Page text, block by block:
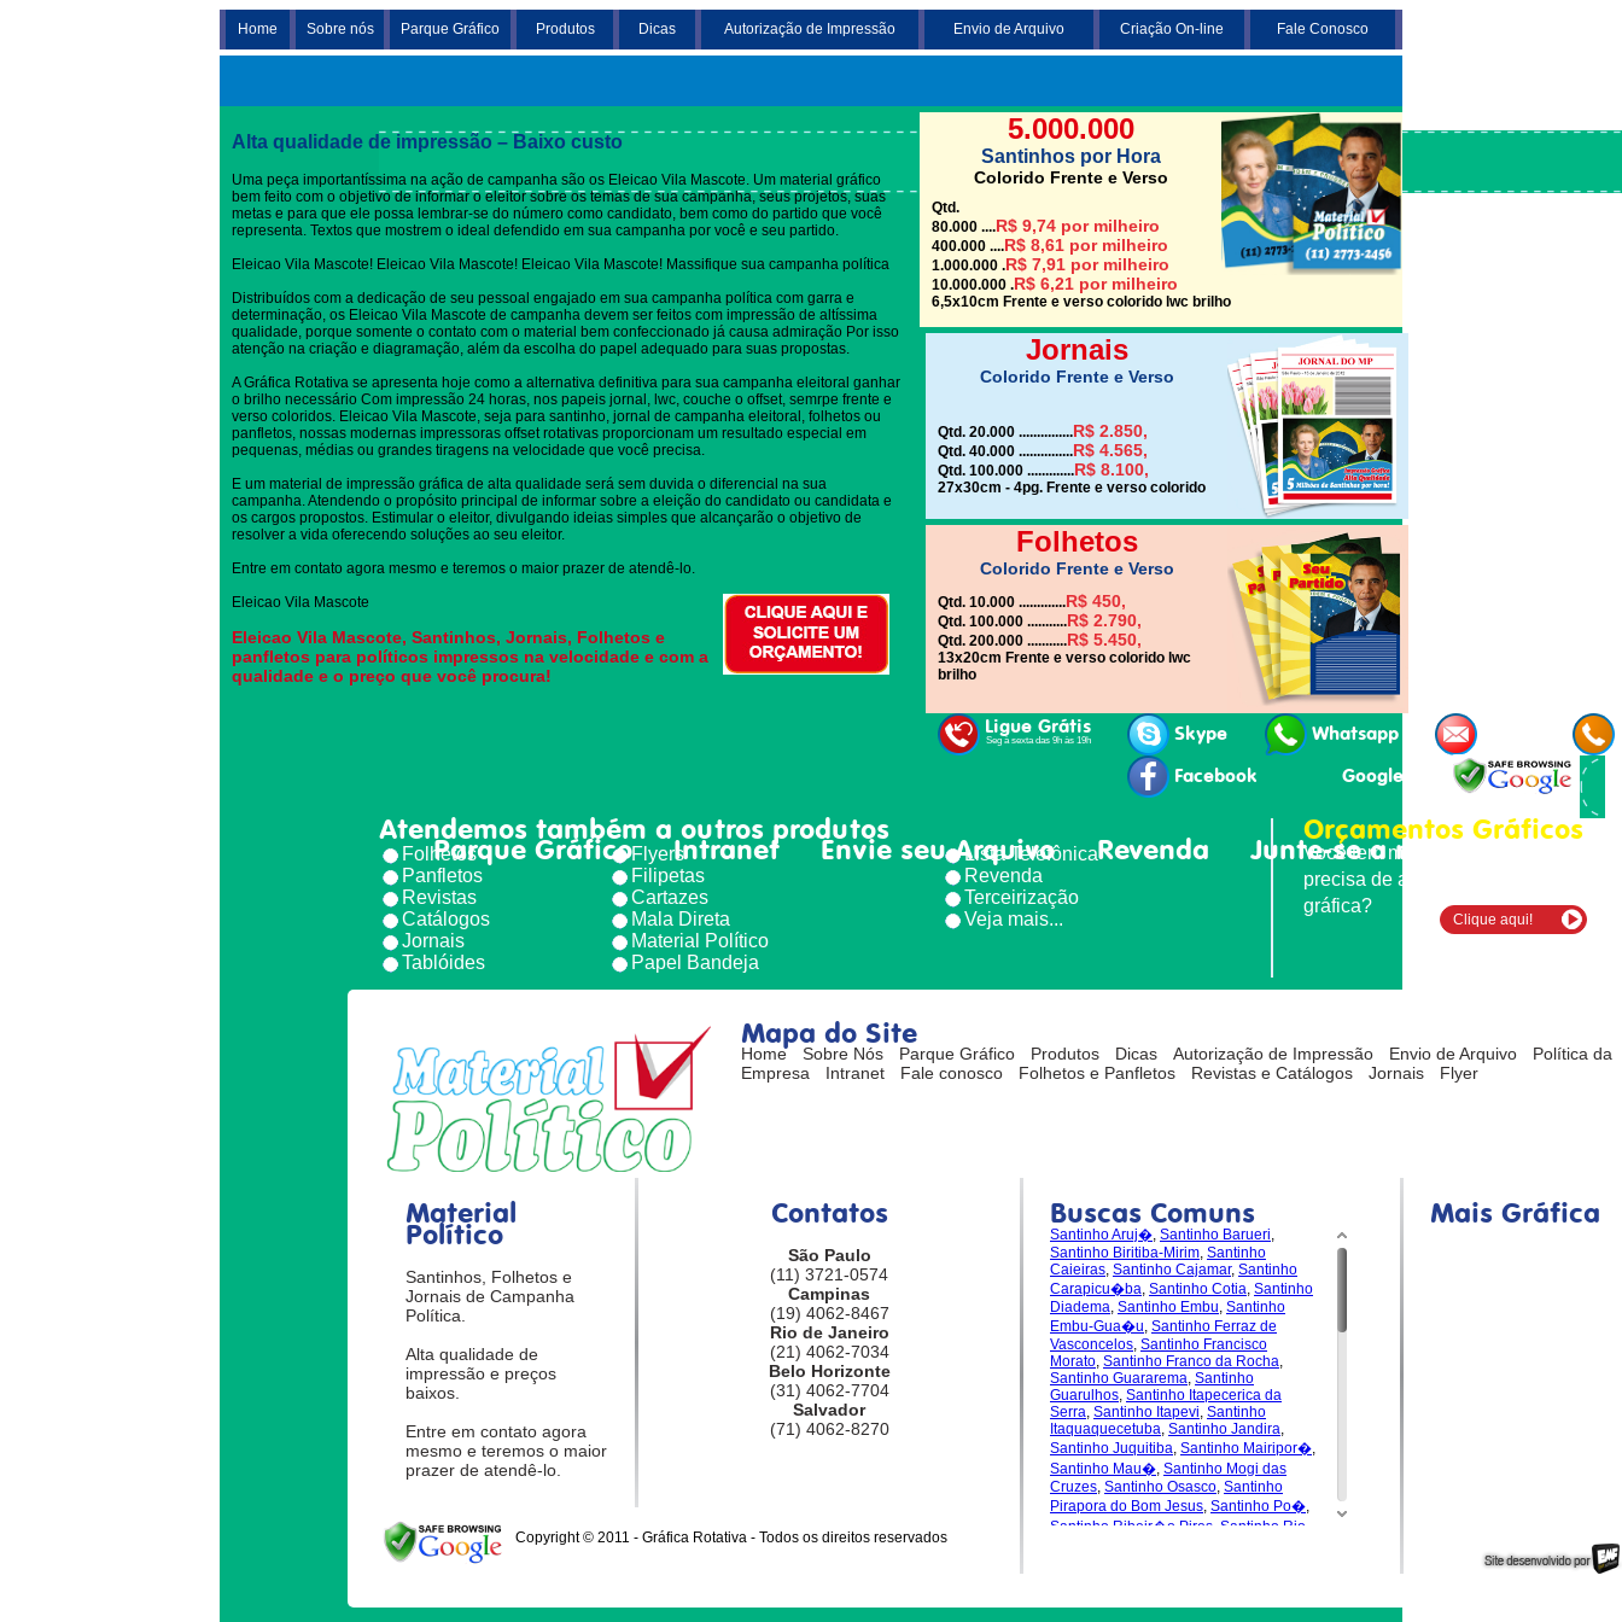
Home Sobre nós Parque Gráfico Produtos Dicas Autorização de Impressão Envio de Arquivo Criação On-line Fale Conosco
Alta qualidade de impressão – Baixo custo
Uma peça importantíssima na ação de campanha são os Eleicao Vila Mascote. Um material gráfico
bem feito com o objetivo de informar o eleitor sobre os temas de sua campanha, seus projetos, suas
metas e para que ele possa lembrar-se do número como candidato, bem como do partido que você
representa. Textos que mostrem o ideal defendido em sua campanha por você e seu partido.
Eleicao Vila Mascote! Eleicao Vila Mascote! Eleicao Vila Mascote! Massifique sua campanha política
Distribuídos com a dedicação de seu pessoal engajado em sua campanha política com garra e
determinação, os Eleicao Vila Mascote de campanha devem ser feitos com impressão de altíssima
qualidade, porque somente o contato com o material bem confeccionado já causa admiração Por isso
atenção na criação e diagramação, além da escolha do papel adequado para suas propostas.
A Gráfica Rotativa se apresenta hoje como a alternativa definitiva para sua campanha eleitoral ganhar
o brilho necessário Com impressão 24 horas, nos papeis jornal, lwc, couche o offset, semrpe frente e
verso coloridos. Eleicao Vila Mascote, seja para santinho, jornal de campanha eleitoral, folhetos ou
panfletos, nossas modernas impressoras offset rotativas proporcionam um resultado especial em
pequenas, médias ou grandes tiragens na velocidade que você precisa.
E um material de impressão gráfica de alta qualidade será sem duvida o diferencial na sua
campanha. Atendendo o propósito principal de informar sobre a eleição do candidato ou candidata e
os cargos propostos. Estimular o eleitor, divulgando ideias simples que alcançarão o objetivo de
resolver a vida oferecendo soluções ao seu eleitor.
Entre em contato agora mesmo e teremos o maior prazer de atendê-lo.
Eleicao Vila Mascote
Eleicao Vila Mascote, Santinhos, Jornais, Folhetos e
panfletos para políticos impressos na velocidade e com a
qualidade e o preço que você procura!
5.000.000
Santinhos por Hora
Colorido Frente e Verso
Qtd.
80.000 ....R$ 9,74 por milheiro
400.000 ....R$ 8,61 por milheiro
1.000.000 .R$ 7,91 por milheiro
10.000.000 .R$ 6,21 por milheiro
6,5x10cm Frente e verso colorido lwc brilho
Jornais
Colorido Frente e Verso
Qtd. 20.000 ...............R$ 2.850,
Qtd. 40.000 ...............R$ 4.565,
Qtd. 100.000 .............R$ 8.100,
27x30cm - 4pg. Frente e verso colorido
Folhetos
Colorido Frente e Verso
Qtd. 10.000 .............R$ 450,
Qtd. 100.000 ...........R$ 2.790,
Qtd. 200.000 ...........R$ 5.450,
13x20cm Frente e verso colorido lwc
brilho
Ligue Grátis
Seg à sexta das 9h às 19h Skype Whatsapp
Facebook
Google+
Parque Gráfico Intranet Envie seu Arquivo Revenda Junte-se a nós Contatos
Atendemos também a outros produtos
Folhetos
Panfletos
Revistas
Catálogos
Jornais
Tablóides
Flyers
Filipetas
Cartazes
Mala Direta
Material Político
Papel Bandeja
Lista Telefônica
Revenda
Terceirização
Veja mais...
Orçamentos Gráficos
Você tem material para imprimir e
precisa de agilidade e qualidade
gráfica?
Clique aqui!
Mapa do Site
Home Sobre Nós Parque Gráfico Produtos Dicas Autorização de Impressão Envio de Arquivo
Política da
Empresa
Intranet Fale conosco Folhetos e Panfletos Revistas e Catálogos Jornais Flyer
Material
Político
Santinhos, Folhetos e
Jornais de Campanha
Política.
Alta qualidade de
impressão e preços
baixos.
Entre em contato agora
mesmo e teremos o maior
prazer de atendê-lo.
Contatos
São Paulo
(11) 3721-0574
Campinas
(19) 4062-8467
Rio de Janeiro
(21) 4062-7034
Belo Horizonte
(31) 4062-7704
Salvador
(71) 4062-8270
Buscas Comuns
Santinho Aruj�, Santinho Barueri,
Santinho Biritiba-Mirim, Santinho
Caieiras, Santinho Cajamar, Santinho
Carapicu�ba, Santinho Cotia, Santinho
Diadema, Santinho Embu, Santinho
Embu-Gua�u, Santinho Ferraz de
Vasconcelos, Santinho Francisco
Morato, Santinho Franco da Rocha,
Santinho Guararema, Santinho
Guarulhos, Santinho Itapecerica da
Serra, Santinho Itapevi, Santinho
Itaquaquecetuba, Santinho Jandira,
Santinho Juquitiba, Santinho Mairipor�,
Santinho Mau�, Santinho Mogi das
Cruzes, Santinho Osasco, Santinho
Pirapora do Bom Jesus, Santinho Po�,
Santinho Ribeir�o Pires Santinho Rio
Santinho Santo Andr�,Santinho S�o
Mais Gráfica
Copyright © 2011 - Gráfica Rotativa - Todos os direitos reservados